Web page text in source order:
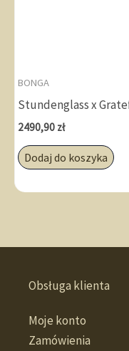
BONGA
Stundenglass x
2490,90 zł
Dodaj do koszyka
Obsługa klienta
Moje konto
Zamówienia